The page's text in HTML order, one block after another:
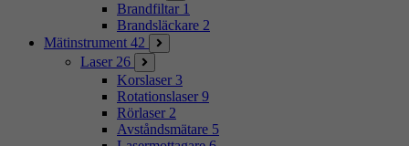
Brandfiltar 1
Brandsläckare 2
Mätinstrument 42
Laser 26
Korslaser 3
Rotationslaser 9
Rörlaser 2
Avståndsmätare 5